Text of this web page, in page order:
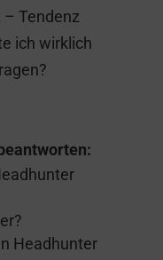
Tendenz
ich wirklich
Headhunter